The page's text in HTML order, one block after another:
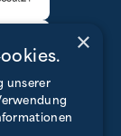
×
unserer